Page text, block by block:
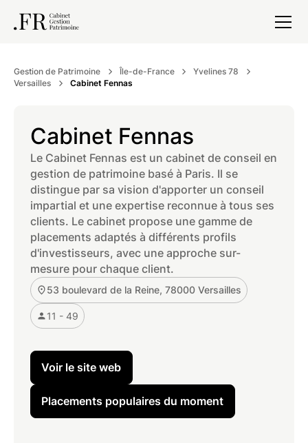
Gestion de Patrimoine Île-de-France
Yvelines 78
Versailles
Cabinet Fennas
Cabinet Fennas
Le Cabinet Fennas est un cabinet de conseil en
gestion de patrimoine basé à Paris. Il se
distingue par sa vision d'apporter un conseil
impartial et une expertise reconnue à tous ses
clients. Le cabinet propose une gamme de
placements adaptés à différents profils
d'investisseurs, avec une approche sur-
mesure pour chaque client.
53 boulevard de la Reine, 78000 Versailles
11 - 49
Voir le site web
Placements populaires du moment